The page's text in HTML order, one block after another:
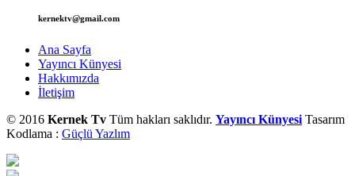
kernektv@gmail.com
Ana Sayfa
Yayıncı Künyesi
Hakkımızda
İletişim
© 2016 Kernek Tv Tüm hakları saklıdır. Yayıncı Künyesi Tasarım
Kodlama : Güçlü Yazlım